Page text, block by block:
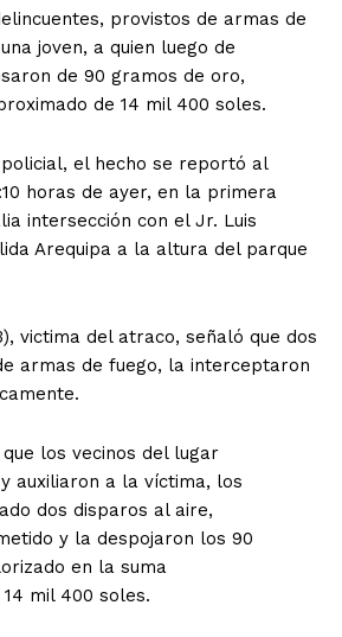
provistos de armas de
joven, a quien luego de
de 90 gramos de oro,
de 14 mil 400 soles.
el hecho se reportó al
horas de ayer, en la primera
intersección con el Jr. Luis
Arequipa a la altura del parque
victima del atraco, señaló que dos
armas de fuego, la interceptaron
los vecinos del lugar
auxiliaron a la víctima, los
dos disparos al aire,
y la despojaron los 90
en la suma
mil 400 soles.